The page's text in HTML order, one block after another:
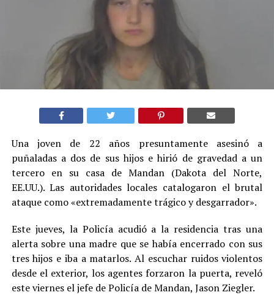
Una joven de 22 años presuntamente asesinó a
puñaladas a dos de sus hijos e hirió de gravedad a un
tercero en su casa de Mandan (Dakota del Norte,
EE.UU.). Las autoridades locales catalogaron el brutal
ataque como «extremadamente trágico y desgarrador».
Este jueves, la Policía acudió a la residencia tras una
alerta sobre una madre que se había encerrado con sus
tres hijos e iba a matarlos. Al escuchar ruidos violentos
desde el exterior, los agentes forzaron la puerta, reveló
este viernes el jefe de Policía de Mandan, Jason Ziegler.